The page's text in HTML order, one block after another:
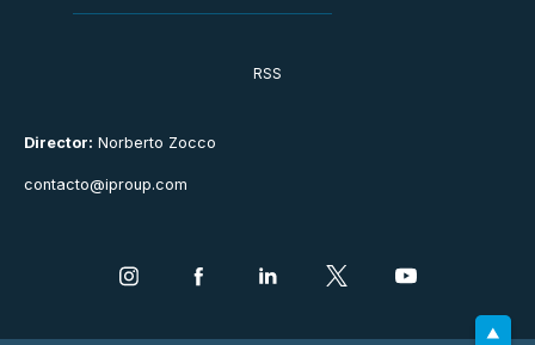
Director: Norberto Zocco
contacto@iproup.com
RSS